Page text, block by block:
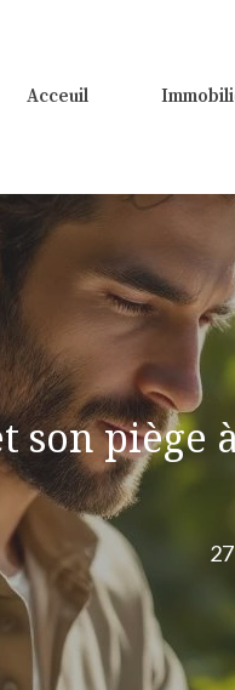
Acceuil
son